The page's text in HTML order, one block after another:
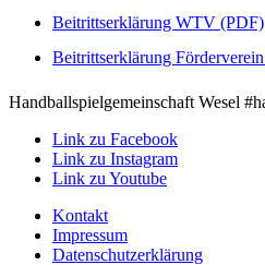
Beitrittserklärung WTV (PDF)
Beitrittserklärung
Handballspielgemeinschaft Wesel
Link zu Facebook
Link zu Instagram
Link zu Youtube
Kontakt
Impressum
Datenschutzerklärung